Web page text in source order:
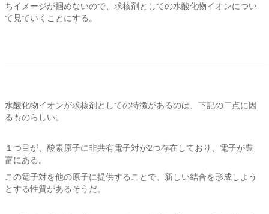
ちイメージが掴めないので、求核剤としての水酸化物イオンについ
て見ていくことにする。
水酸化物イオンが求核剤としての特徴があるのは、下記の二点に因
るものらしい。
１つ目が、酸素原子に非共有電子対が2つ存在しており、電子が豊
富にある。
この電子対を他の原子に提供することで、新しい結合を形成しよう
とする性質があるそうだ。